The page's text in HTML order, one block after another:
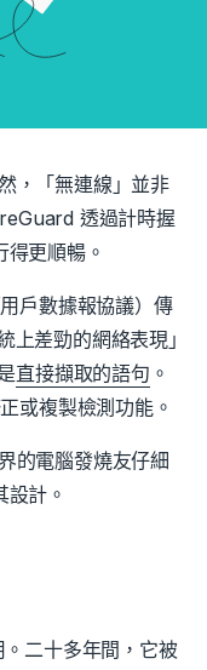
，「無連線」並非
透過計時握
更順暢。
戶數據報協議）傳
差勁的網絡表現」
直接擷取的語句 。
或複製檢測功能。
的電腦發燒友仔細
計。
二十多年間，它被